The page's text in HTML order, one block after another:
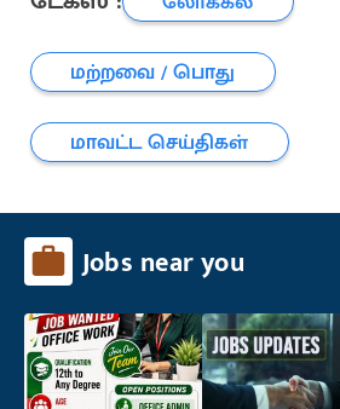
மற்றவை / பொது
மாவட்ட செய்திகள்
Jobs near you